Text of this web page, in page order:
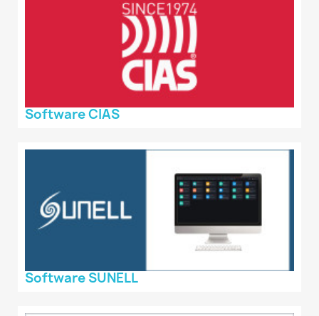
Software CIAS
Software SUNELL